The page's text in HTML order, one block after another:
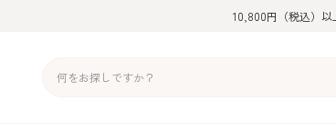
10,800円（税込）以